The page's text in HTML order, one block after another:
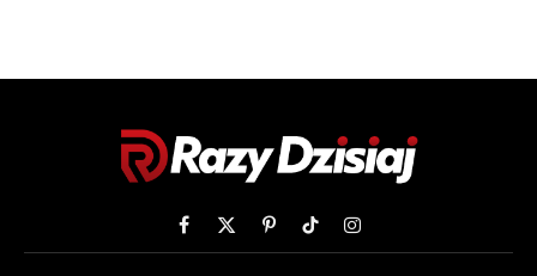
Facebook
X
PinterestTikTokInstagram